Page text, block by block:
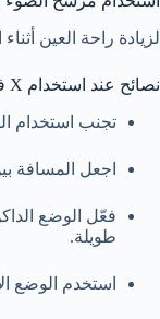
لزيادة راحة العين
نصائح عند استخدام X في الليل
تجنب استخدام
اجعل المسافة
فعّل الوضع
طويلة.
استخدم الوضع